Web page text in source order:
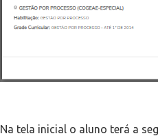
Na tela inicial o aluno terá a